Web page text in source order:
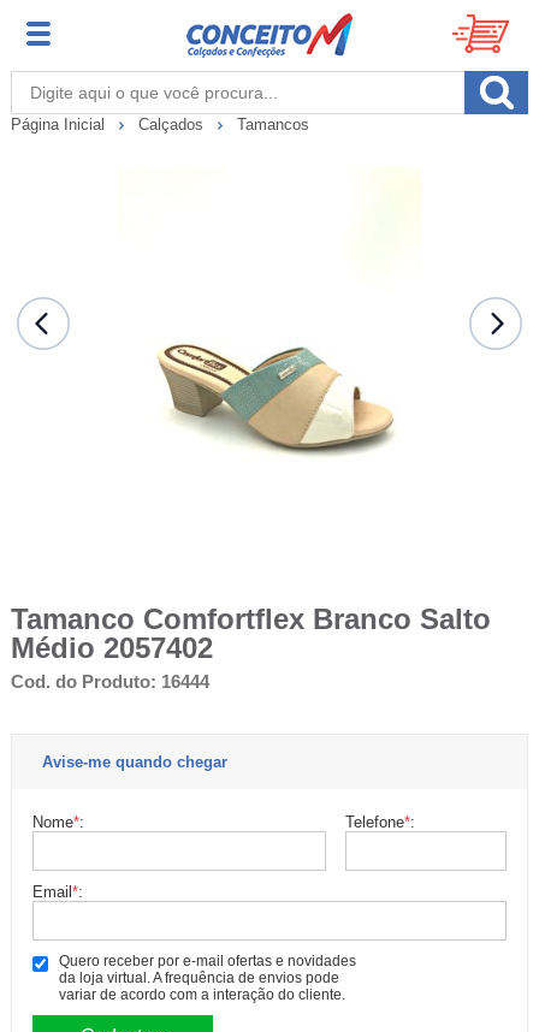
Página Inicial Calçados Tamancos
Tamanco Comfortflex Branco Salto
Médio 2057402
Cod. do Produto: 16444
Avise-me quando chegar
Nome*: Telefone*:
Email*:
Quero receber por e-mail ofertas e novidades
da loja virtual. A frequência de envios pode
variar de acordo com a interação do cliente.